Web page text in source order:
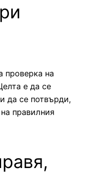
проверка на
е да се
да се потвърди,
правилния